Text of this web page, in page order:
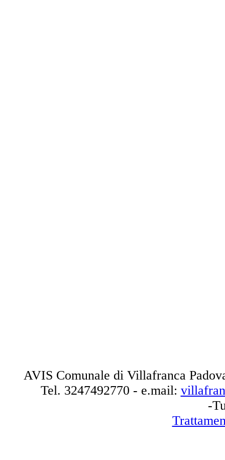
AVIS Comunale di Villafranca
Tel. 3247492770 - e.mail:
-